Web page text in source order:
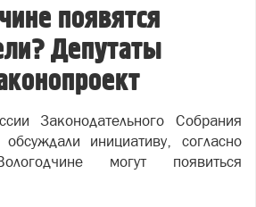
появятся
Депутаты
Законодательного Собрания
инициативу, согласно
могут появиться